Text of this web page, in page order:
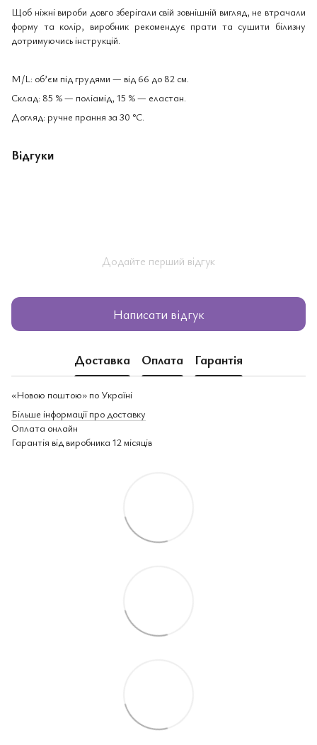
Щоб ніжні вироби довго зберігали свій зовнішній вигляд, не втрачали
форму та колір, виробник рекомендує прати та сушити білизну
дотримуючись інструкцій.
M/L: об’єм під грудями — від 66 до 82 см.
Склад: 85 % — поліамід, 15 % — еластан.
Догляд: ручне прання за 30 °C.
Відгуки
Додайте перший відгук
Написати відгук
Доставка Оплата Гарантія
«Новою поштою» по Україні
Більше інформації про доставку
Оплата онлайн
Гарантія від виробника 12 місяців